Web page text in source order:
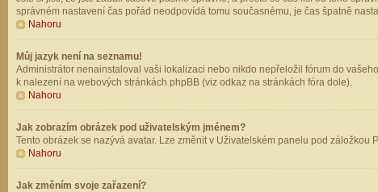
správném nastavení čas pořád neodpovídá tomu současnému, je čas špatně
Nahoru
Můj jazyk není na seznamu!
Administrátor nenainstaloval vaši lokalizaci nebo nikdo nepřeložil fórum do
k nalezení na webových stránkách phpBB (viz odkaz na stránkách fóra dole).
Nahoru
Jak zobrazím obrázek pod uživatelským jménem?
Tento obrázek se nazývá avatar. Lze změnit v Uživatelském panelu pod
Nahoru
Jak změním svoje zařazení?